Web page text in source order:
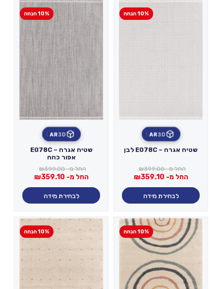
10% הנחה
3D
AR
שטיח אגרה – E078C לבן
החל מ- ₪399.00
החל מ- ₪359.10
לבחירת מידה
10% הנחה
3D
AR
שטיח אגרה – E078C
אפור כהה
החל מ- ₪399.00
החל מ- ₪359.10
לבחירת מידה
10% הנחה 10% הנחה